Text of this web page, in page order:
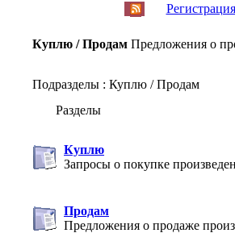
Регистрация
Куплю / Продам Предложения о
Подразделы : Куплю / Продам
Разделы
Куплю
Запросы о покупке
Продам
Предложения о продаже